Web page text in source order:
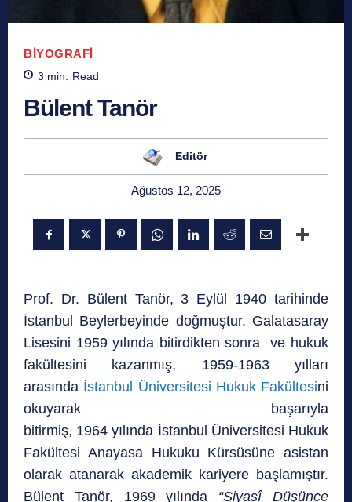
BIYOGRAFI
3 min. Read
Bülent Tanör
Editör
Ağustos 12, 2025
Prof. Dr. Bülent Tanör, 3 Eylül 1940 tarihinde
İstanbul Beylerbeyinde doğmuştur. Galatasaray
Lisesini 1959 yılında bitirdikten sonra ve hukuk
fakültesini kazanmış, 1959-1963 yılları
arasında İstanbul Üniversitesi Hukuk Fakültesini
okuyarak başarıyla
bitirmiş, 1964 yılında İstanbul Üniversitesi Hukuk
Fakültesi Anayasa Hukuku Kürsüsüne asistan
olarak atanarak akademik kariyere başlamıştır.
Bülent Tanör, 1969 yılında “Siyasî Düşünce